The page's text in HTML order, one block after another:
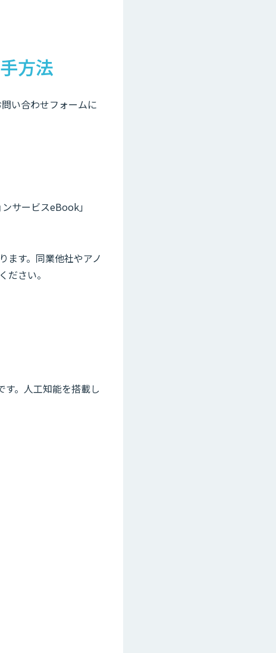
方法
い合わせフォームに
サービスeBook」
ます。同業他社やアノ
さい。
。人工知能を搭載し